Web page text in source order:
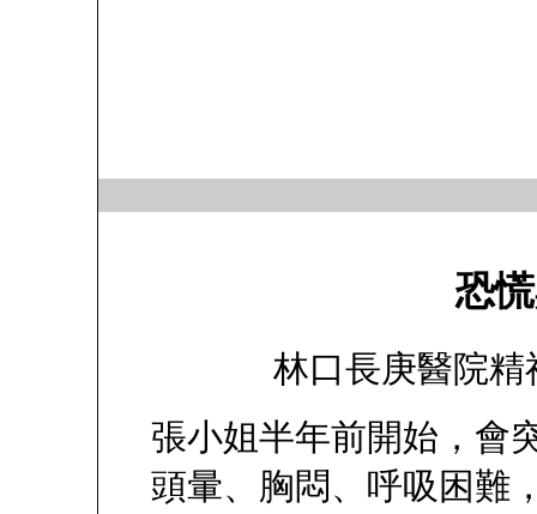
恐
林口長庚醫院
張小姐半年前開始，會
頭暈、胸悶、呼吸困難